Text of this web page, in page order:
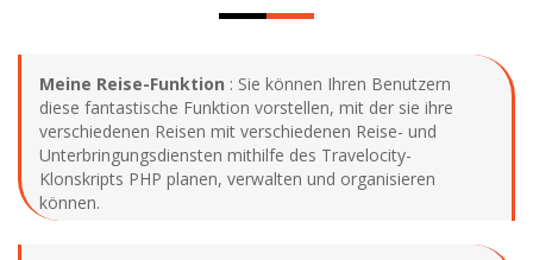
Meine Reise-Funktion : Sie können Ihren Benutzern
diese fantastische Funktion vorstellen, mit der sie ihre
verschiedenen Reisen mit verschiedenen Reise- und
Unterbringungsdiensten mithilfe des Travelocity-
Klonskripts PHP planen, verwalten und organisieren
können.